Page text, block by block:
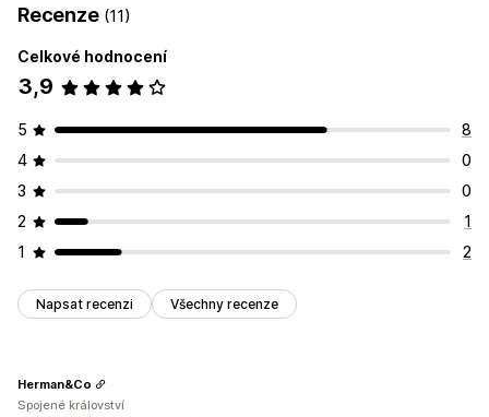
Recenze (11)
Celkové hodnocení
3,9
5
8
4
0
3
0
2
1
1
2
Napsat recenzi Všechny recenze
Herman&Co
Spojené království